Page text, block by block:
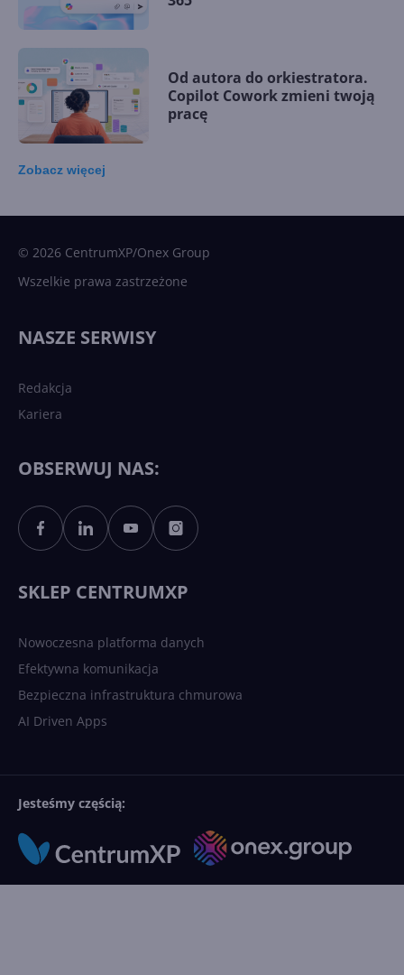
Od autora do orkiestratora.
Copilot Cowork zmieni twoją
pracę
Sztuczna inteligencja po
polsku. Dość barier
Zobacz więcej
© 2026 CentrumXP/Onex Group
Wszelkie prawa zastrzeżone
NASZE SERWISY
Redakcja
Kariera
OBSERWUJ NAS:
SKLEP CENTRUMXP
Nowoczesna platforma danych
Efektywna komunikacja
Bezpieczna infrastruktura chmurowa
AI Driven Apps
Jesteśmy częścią: